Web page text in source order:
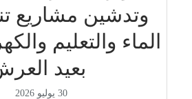
وتدشين مشاريع
الماء والتعليم
بعيد
30 يوليو 2026